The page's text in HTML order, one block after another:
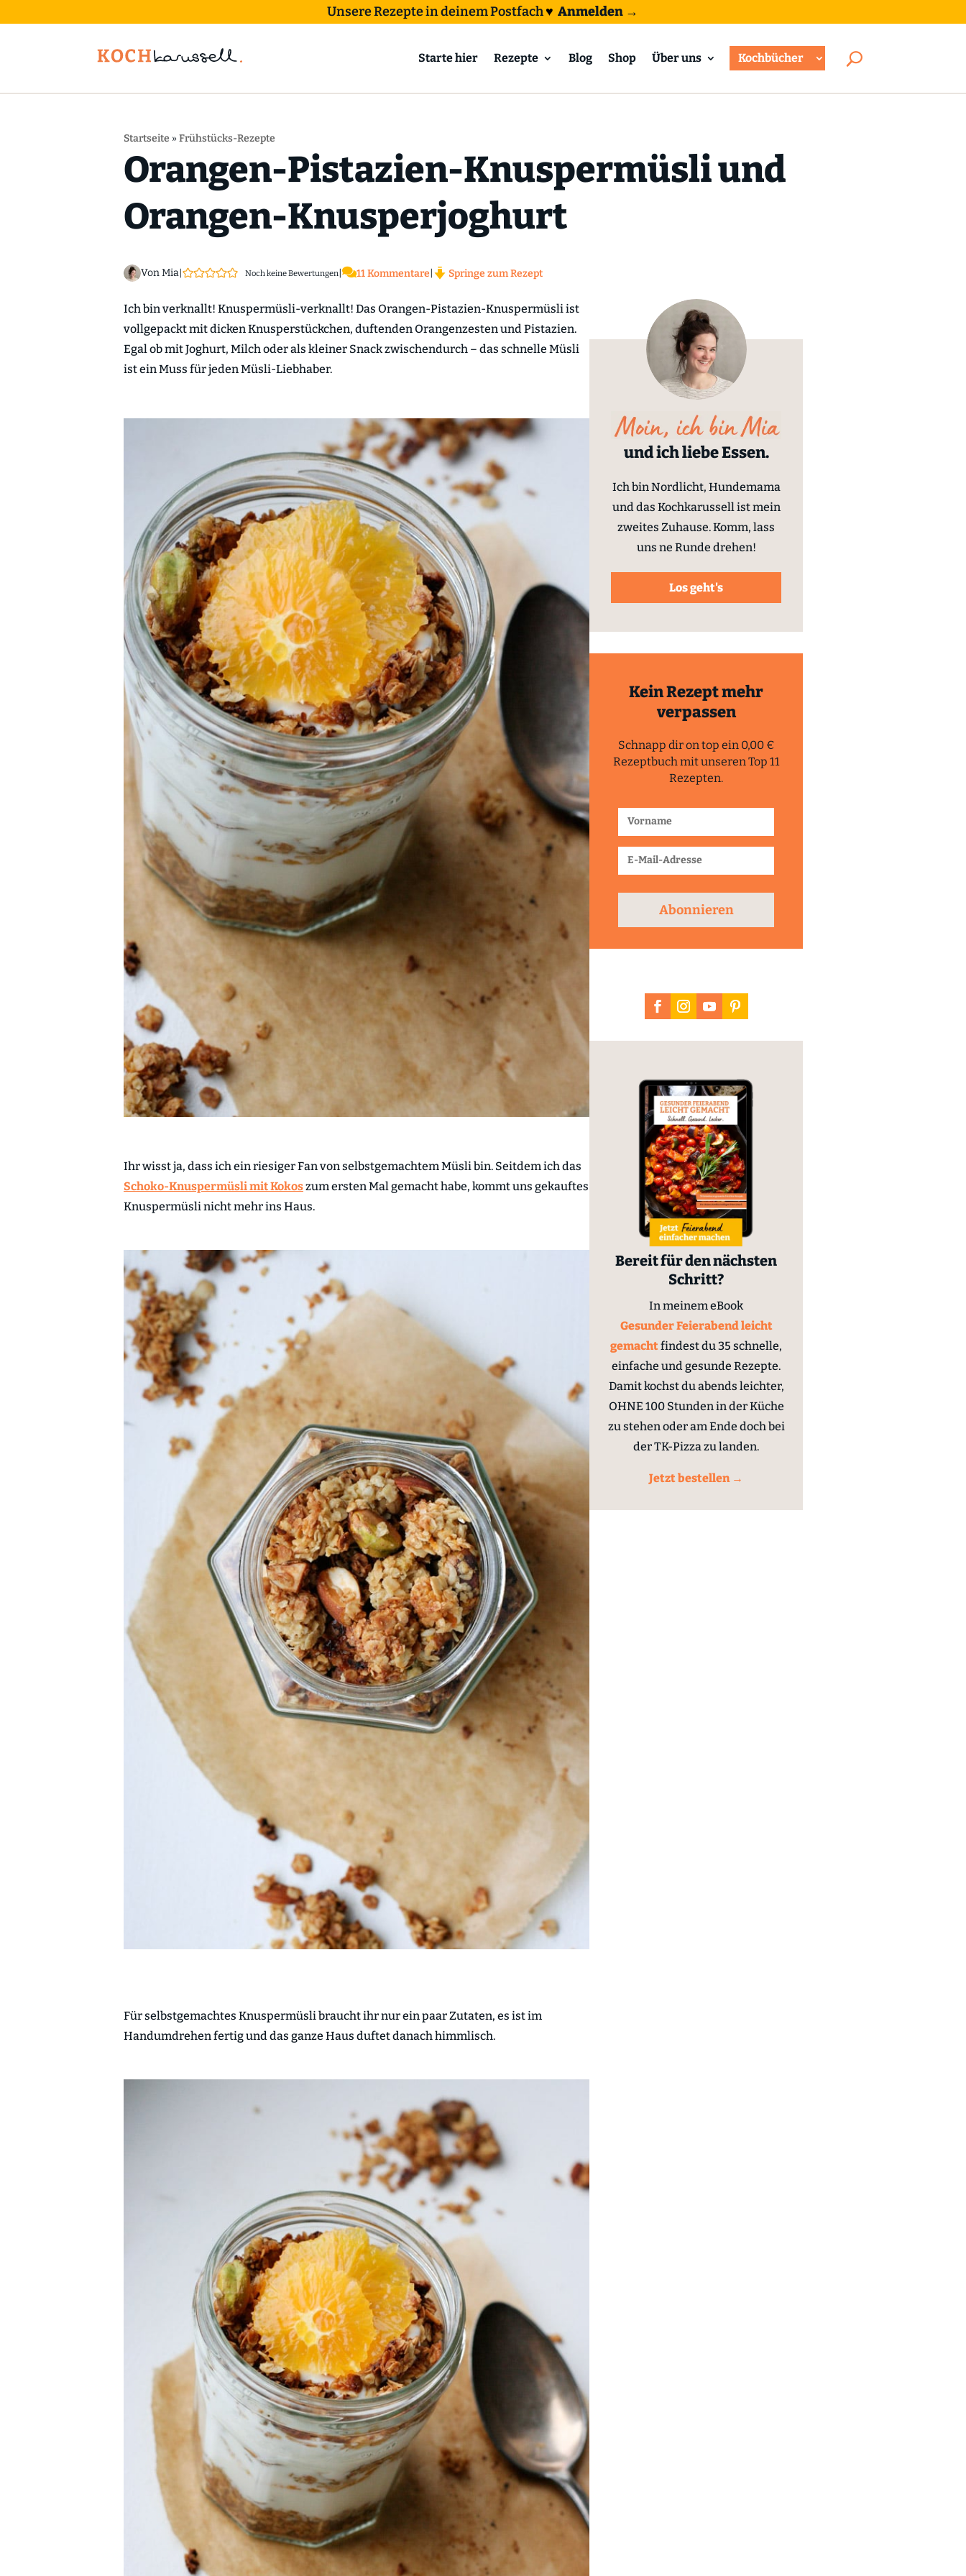
Unsere Rezepte in deinem Postfach♥ Anmelden →
Starte hier Rezepte Blog Shop Über uns Kochbücher
Startseite »Frühstücks-Rezepte
Orangen-Pistazien-Knuspermüsli und
Orangen-Knusperjoghurt
Von Mia Noch keine Bewertungen| 11 Kommentare Springe zum Rezept
Ich bin verknallt! Knuspermüsli-verknallt! Das Orangen-Pistazien-Knuspermüsli ist
vollgepackt mit dicken Knusperstückchen, duftenden Orangenzesten und Pistazien.
Egal ob mit Joghurt, Milch oder als kleiner Snack zwischendurch – das schnelle Müsli
ist ein Muss für jeden Müsli-Liebhaber.
Ihr wisst ja, dass ich ein riesiger Fan von selbstgemachtem Müsli bin. Seitdem ich das
Schoko-Knuspermüsli mit Kokoszum ersten Mal gemacht habe, kommt uns gekauftes
Knuspermüsli nicht mehr ins Haus.
Für selbstgemachtes Knuspermüsli braucht ihr nur ein paar Zutaten, es ist im
Handumdrehen fertig und das ganze Haus duftet danach himmlisch.
und ich liebe Essen.
Ich bin Nordlicht, Hundemama
und das Kochkarussell ist mein
zweites Zuhause. Komm, lass
uns ne Runde drehen!
Los geht's
Kein Rezept mehr
verpassen
Schnapp dir on top ein 0,00 €
Rezeptbuch mit unseren Top 11
Rezepten.
Abonnieren
Bereit für den nächsten
Schritt?
In meinem eBook
Gesunder Feierabend leicht
gemachtfindest du 35 schnelle,
einfache und gesunde Rezepte.
Damit kochst du abends leichter,
OHNE 100 Stunden in der Küche
zu stehen oder am Ende doch bei
der TK-Pizza zu landen.
Jetzt bestellen →